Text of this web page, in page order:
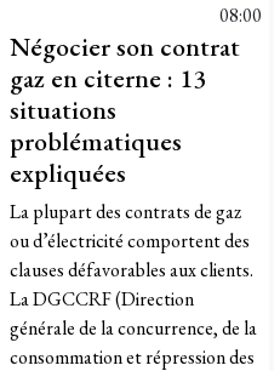
08:00
Négocier son contrat
gaz en citerne : 13
situations
problématiques
expliquées
La plupart des contrats de gaz
ou d’électricité comportent des
clauses défavorables aux clients.
La DGCCRF (Direction
générale de la concurrence, de la
consommation et répression des